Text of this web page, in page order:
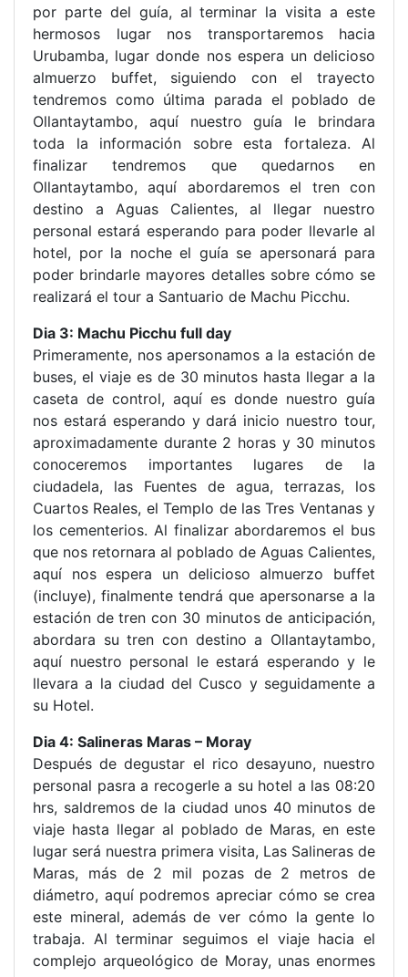
por parte del guía, al terminar la visita a este
hermosos lugar nos transportaremos hacia
Urubamba, lugar donde nos espera un delicioso
almuerzo buffet, siguiendo con el trayecto
tendremos como última parada el poblado de
Ollantaytambo, aquí nuestro guía le brindara
toda la información sobre esta fortaleza. Al
finalizar tendremos que quedarnos en
Ollantaytambo, aquí abordaremos el tren con
destino a Aguas Calientes, al llegar nuestro
personal estará esperando para poder llevarle al
hotel, por la noche el guía se apersonará para
poder brindarle mayores detalles sobre cómo se
realizará el tour a Santuario de Machu Picchu.
Dia 3: Machu Picchu full day
Primeramente, nos apersonamos a la estación de
buses, el viaje es de 30 minutos hasta llegar a la
caseta de control, aquí es donde nuestro guía
nos estará esperando y dará inicio nuestro tour,
aproximadamente durante 2 horas y 30 minutos
conoceremos importantes lugares de la
ciudadela, las Fuentes de agua, terrazas, los
Cuartos Reales, el Templo de las Tres Ventanas y
los cementerios. Al finalizar abordaremos el bus
que nos retornara al poblado de Aguas Calientes,
aquí nos espera un delicioso almuerzo buffet
(incluye), finalmente tendrá que apersonarse a la
estación de tren con 30 minutos de anticipación,
abordara su tren con destino a Ollantaytambo,
aquí nuestro personal le estará esperando y le
llevara a la ciudad del Cusco y seguidamente a
su Hotel.
Dia 4: Salineras Maras – Moray
Después de degustar el rico desayuno, nuestro
personal pasra a recogerle a su hotel a las 08:20
hrs, saldremos de la ciudad unos 40 minutos de
viaje hasta llegar al poblado de Maras, en este
lugar será nuestra primera visita, Las Salineras de
Maras, más de 2 mil pozas de 2 metros de
diámetro, aquí podremos apreciar cómo se crea
este mineral, además de ver cómo la gente lo
trabaja. Al terminar seguimos el viaje hacia el
complejo arqueológico de Moray, unas enormes